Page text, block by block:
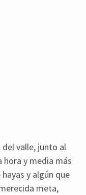
valle, junto al
hora y media más
y algún que
meta,